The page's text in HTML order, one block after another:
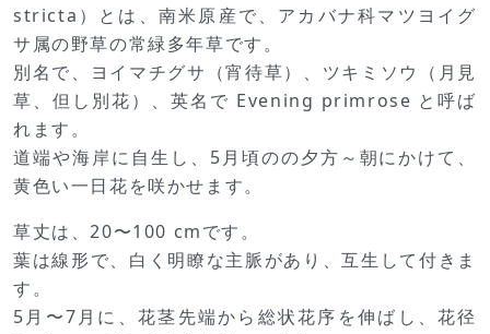
stricta）とは、南米原産で、アカバナ科マツヨイグ
サ属の野草の常緑多年草です。
別名で、ヨイマチグサ（宵待草）、ツキミソウ（月見
草、但し別花）、英名で Evening primrose と呼ば
れます。
道端や海岸に自生し、5月頃のの夕方～朝にかけて、
黄色い一日花を咲かせます。
草丈は、20〜100 cmです。
葉は線形で、白く明瞭な主脈があり、互生して付きま
す。
5月〜7月に、花茎先端から総状花序を伸ばし、花径